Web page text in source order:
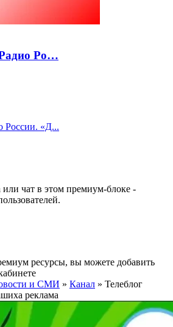
Ро…
России. «Д...
или чат в этом премиум-блоке -
ресурсы, вы можете добавить
и СМИ » Канал » Телеблог
реклама